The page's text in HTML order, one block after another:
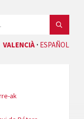
VALENCIÀ ESPAÑOL
ak